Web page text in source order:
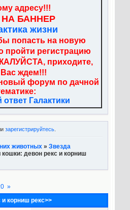
адресу!!!
БАННЕР
попасть на новую
пройти регистрацию
приходите,
ждем!!!
форум по дачной
зарегистрируйтесь
животных » Звезда
девон рекс и корниш
корниш рекс>>
»